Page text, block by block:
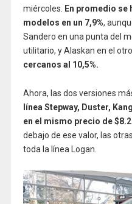
miércoles.
En promedio
modelos en un 7,9%,
Sandero en una punta del
utilitario, y Alaskan en el
cercanos al 10,5%.
Ahora, las dos versiones
línea Stepway, Duster,
en el mismo precio de
debajo de ese valor, las
toda la línea Logan.